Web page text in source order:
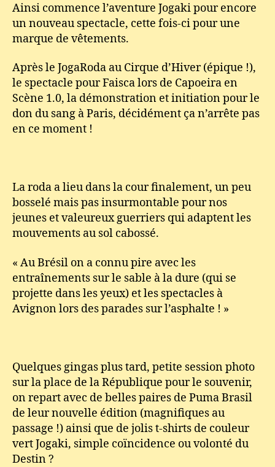
Ainsi commence l’aventure Jogaki pour encore
un nouveau spectacle, cette fois-ci pour une
marque de vêtements.
Après le JogaRoda au Cirque d’Hiver (épique !),
le spectacle pour Faisca lors de Capoeira en
Scène 1.0, la démonstration et initiation pour le
don du sang à Paris, décidément ça n’arrête pas
en ce moment !
La roda a lieu dans la cour finalement, un peu
bosselé mais pas insurmontable pour nos
jeunes et valeureux guerriers qui adaptent les
mouvements au sol cabossé.
« Au Brésil on a connu pire avec les
entraînements sur le sable à la dure (qui se
projette dans les yeux) et les spectacles à
Avignon lors des parades sur l’asphalte ! »
Quelques gingas plus tard, petite session photo
sur la place de la République pour le souvenir,
on repart avec de belles paires de Puma Brasil
de leur nouvelle édition (magnifiques au
passage !) ainsi que de jolis t-shirts de couleur
vert Jogaki, simple coïncidence ou volonté du
Destin ?